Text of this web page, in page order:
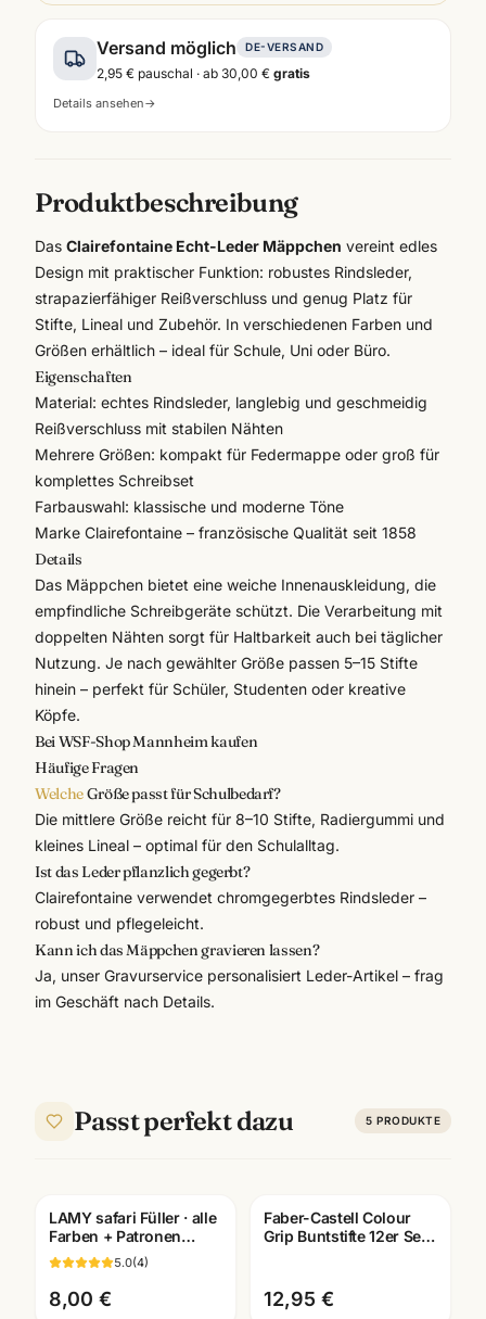
Versand möglich DE-VERSAND
2,95 € pauschal · ab 30,00 € gratis
Details ansehen→
Produktbeschreibung
Das Clairefontaine Echt-Leder Mäppchen vereint edles
Design mit praktischer Funktion: robustes Rindsleder,
strapazierfähiger Reißverschluss und genug Platz für
Stifte, Lineal und Zubehör. In verschiedenen Farben und
Größen erhältlich – ideal für Schule, Uni oder Büro.
Eigenschaften
Material: echtes Rindsleder, langlebig und geschmeidig
Reißverschluss mit stabilen Nähten
Mehrere Größen: kompakt für Federmappe oder groß für
komplettes Schreibset
Farbauswahl: klassische und moderne Töne
Marke Clairefontaine – französische Qualität seit 1858
Details
Das Mäppchen bietet eine weiche Innenauskleidung, die
empfindliche Schreibgeräte schützt. Die Verarbeitung mit
doppelten Nähten sorgt für Haltbarkeit auch bei täglicher
Nutzung. Je nach gewählter Größe passen 5–15 Stifte
hinein – perfekt für Schüler, Studenten oder kreative
Köpfe.
Bei WSF-Shop Mannheim kaufen
Häufige Fragen
WelcheGröße passt für Schulbedarf?
Die mittlere Größe reicht für 8–10 Stifte, Radiergummi und
kleines Lineal – optimal für den Schulalltag.
Ist das Leder pflanzlich gegerbt?
Clairefontaine verwendet chromgegerbtes Rindsleder –
robust und pflegeleicht.
Kann ich das Mäppchen gravieren lassen?
Ja, unser Gravurservice personalisiert Leder-Artikel – frag
im Geschäft nach Details.
Passt perfekt dazu 5 PRODUKTE
Gravur
LAMY safari Füller · alle
Farben + Patronen
wählbar · Schulfüller
Mannheim
5.0(4)
8,00 €
Faber-Castell Colour
Grip Buntstifte 12er Set ·
12,95 €